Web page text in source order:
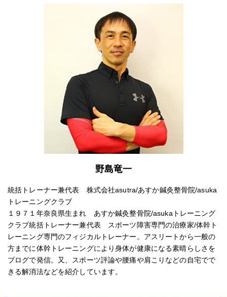
野島竜一
統括トレーナー兼代表 株式会社asutra/あすか鍼灸整骨院/asuka
トレーニングクラブ
１９７１年奈良県生まれ あすか鍼灸整骨院/asukaトレーニング
クラブ統括トレーナー兼代表 スポーツ障害専門の治療家/体幹ト
レーニング専門のフィジカルトレーナー。アスリートから一般の
方までに体幹トレーニングにより身体が健康になる素晴らしさを
ブログで発信。又、スポーツ評論や腰痛や肩こりなどの自宅でで
きる解消法などを紹介しています。